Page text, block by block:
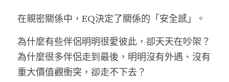
在親密關係中，EQ決定了關係的「安全感」。
為什麼有些伴侶明明很愛彼此，卻天天在吵架？
為什麼很多伴侶走到最後，明明沒有外遇、沒有
重大價值觀衝突，卻走不下去？